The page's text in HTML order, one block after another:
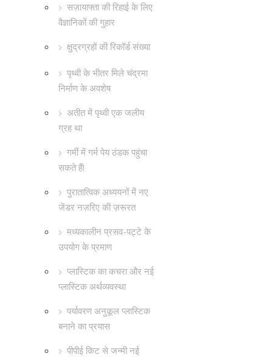
सज़ायाफ्ता की रिहाई के लिए
वैज्ञानिकों की गुहार
क्षुद्रग्रहों की रिकॉर्ड संख्या
पृथ्वी के भीतर मिले चंद्रमा
निर्माण के अवशेष
अतीत में पृथ्वी एक जलीय
ग्रह था
गर्मी में गर्म पेय ठंडक पहुंचा
सकते हैं!
पुरातात्विक अध्ययनों में नए
जेंडर नज़रिए की ज़रूरत
मध्यकालीन प्रसव-पट्टे के
उपयोग के प्रमाण
प्लास्टिक का कचरा और नई
प्लास्टिक अर्थव्यवस्था
पर्यावरण अनुकूल प्लास्टिक
बनाने का प्रयास
पीपीई किट से जन्मी नई